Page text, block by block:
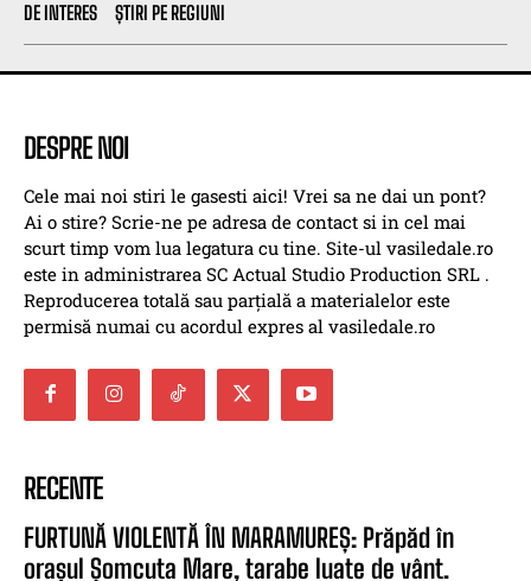
DE INTERES
ȘTIRI PE REGIUNI
DESPRE NOI
Cele mai noi stiri le gasesti aici! Vrei sa ne dai un pont?
Ai o stire? Scrie-ne pe adresa de contact si in cel mai
scurt timp vom lua legatura cu tine. Site-ul vasiledale.ro
este in administrarea SC Actual Studio Production SRL .
Reproducerea totală sau parțială a materialelor este
permisă numai cu acordul expres al vasiledale.ro
RECENTE
FURTUNĂ VIOLENTĂ ÎN MARAMUREȘ: Prăpăd în
orașul Șomcuta Mare, tarabe luate de vânt.